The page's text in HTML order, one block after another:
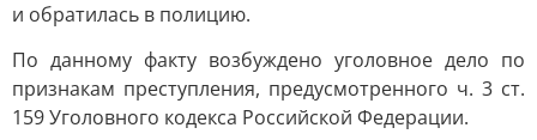
и обратилась в полицию.
По данному факту возбуждено уголовное дело по
признакам преступления, предусмотренного ч. 3 ст.
159 Уголовного кодекса Российской Федерации.